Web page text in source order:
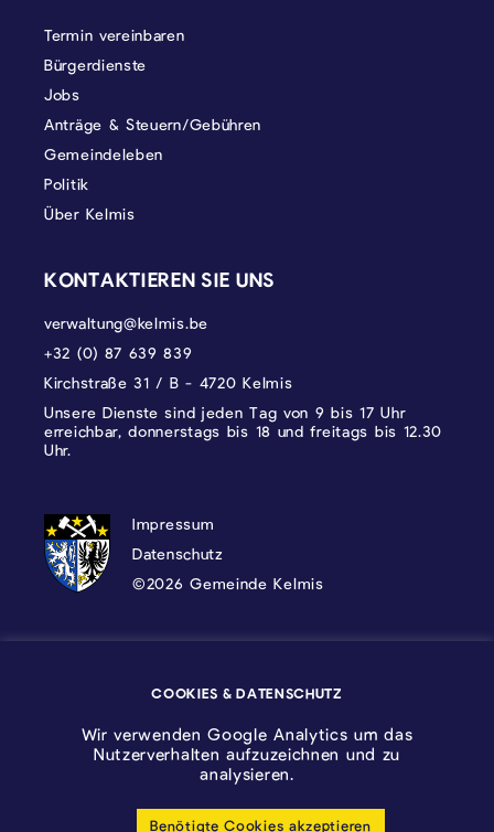
Termin vereinbaren
Bürgerdienste
Jobs
Anträge & Steuern/Gebühren
Gemeindeleben
Politik
Über Kelmis
KONTAKTIEREN SIE UNS
verwaltung@kelmis.be
+32 (0) 87 639 839
Kirchstraße 31 / B - 4720 Kelmis
Unsere Dienste sind jeden Tag von 9 bis 17 Uhr
erreichbar, donnerstags bis 18 und freitags bis 12.30
Uhr.
DATENSCHUTZ, IMPRESSUM UND
Impressum
Datenschutz
©2026 Gemeinde Kelmis
COOKIES & DATENSCHUTZ
Wir verwenden Google Analytics um das
Nutzerverhalten aufzuzeichnen und zu
analysieren.
Benötigte Cookies akzeptieren